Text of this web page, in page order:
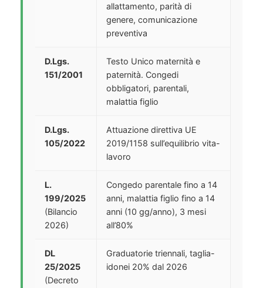
allattamento, parità di
genere, comunicazione
preventiva
D.Lgs.
151/2001
Testo Unico maternità e
paternità. Congedi
obbligatori, parentali,
malattia figlio
D.Lgs.
105/2022
Attuazione direttiva UE
2019/1158 sull’equilibrio vita-
lavoro
L.
199/2025
(Bilancio
2026)
Congedo parentale fino a 14
anni, malattia figlio fino a 14
anni (10 gg/anno), 3 mesi
all’80%
DL
25/2025
(Decreto
Graduatorie triennali, taglia-
idonei 20% dal 2026